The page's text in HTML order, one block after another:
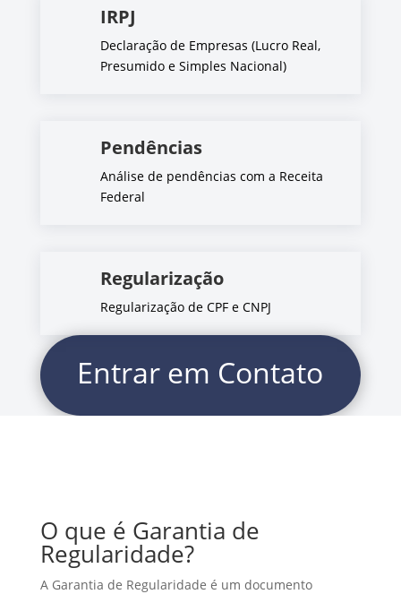
IRPJ
Declaração de Empresas (Lucro Real,
Presumido e Simples Nacional)
Pendências
Análise de pendências com a Receita
Federal
Regularização
Regularização de CPF e CNPJ
Entrar em Contato
O que é Garantia de
Regularidade?
A Garantia de Regularidade é um documento